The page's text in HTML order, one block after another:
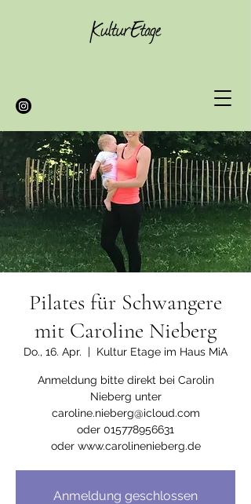
Pilates für Schwangere
mit Caroline Nieberg
Do., 16. Apr.
  |
Kultur Etage im Haus MiA
Anmeldung bitte direkt bei Carolin
Nieberg unter
caroline.nieberg@icloud.com
oder 015778956631
oder www.carolinenieberg.de
Anmeldung geschlossen